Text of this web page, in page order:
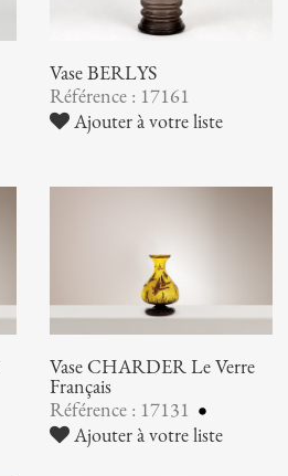
Vase BERLYS
Référence : 17161
Ajouter à votre liste
Vase CHARDER Le Verre
Français
Référence : 17131
Ajouter à votre liste